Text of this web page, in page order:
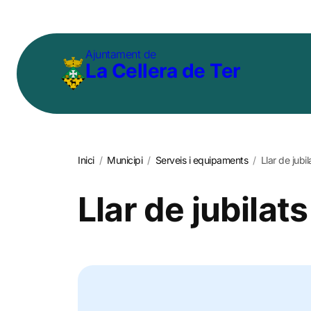
contingut
Ajuntament de
La Cellera de Ter
Inici / Municipi / Serveis i equipaments / Llar de
Llar de jubilats